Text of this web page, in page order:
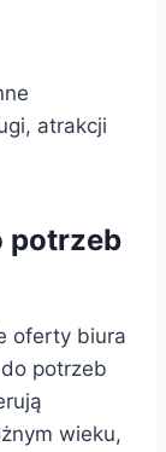
atrakcji
potrzeb
oferty biura
potrzeb
wieku,